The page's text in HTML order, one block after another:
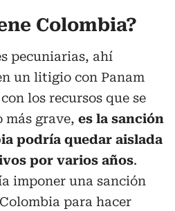
Colombia?
pecuniarias, ahí
un litigio con Panam
los recursos que se
más grave, es la sanción
podría quedar aislada
por varios años.
imponer una sanción
para hacer